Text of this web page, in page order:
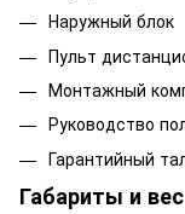
Наружный блок
Пульт
Монтажный
Руководство
Гарантийный
Габариты и вес